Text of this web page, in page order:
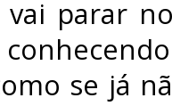
parar
se já